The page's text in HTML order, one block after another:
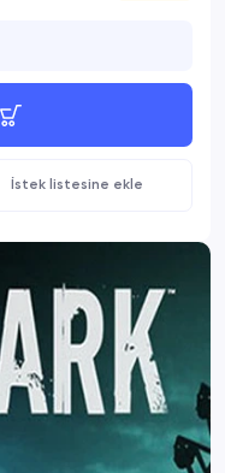
İstek listesine ekle